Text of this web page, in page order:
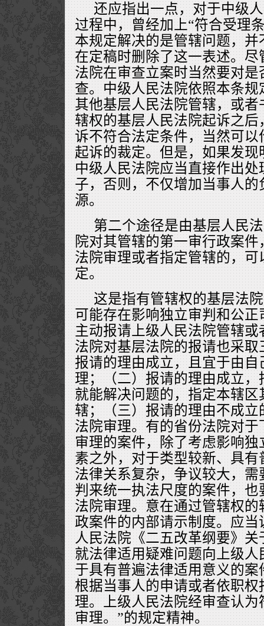
还应指出一点，对于中级
过程中，曾经加上“符合受理
本规定解决的是管辖问题，
在定稿时删除了这一表述。
法院在审查立案时当然要对
查。中级人民法院依照本条
其他基层人民法院管辖，或
辖权的基层人民法院起诉之
诉不符合法定条件，当然可
起诉的裁定。但是，如果发
中级人民法院应当直接作出
子，否则，不仅增加当事人
源。
第二个途径是由基层人民
院对其管辖的第一审行政案
法院审理或者指定管辖的，
定。
这是指有管辖权的基层法
可能存在影响独立审判和公
主动报请上级人民法院管辖
法院对基层法院的报请也采
报请的理由成立，且宜于由
理；（二）报请的理由成立
就能解决问题的，指定本辖
辖；（三）报请的理由不成
法院审理。有的省份法院对
审理的案件，除了考虑影响
素之外，对于类型较新、具
法律关系复杂，争议较大，
判来统一执法尺度的案件，
法院审理。意在通过管辖权
政案件的内部请示制度。应
人民法院《二五改革纲要》
就法律适用疑难问题向上级
于具有普遍法律适用意义的
根据当事人的申请或者依职
理。上级人民法院经审查认
审理。”的规定精神。